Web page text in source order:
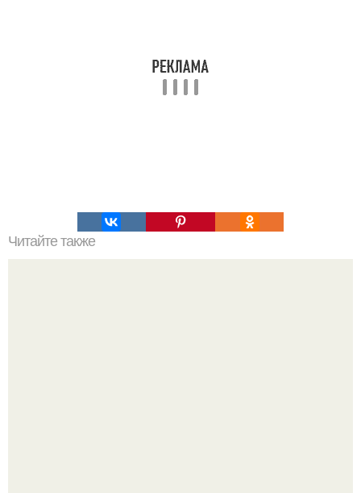
Читайте также